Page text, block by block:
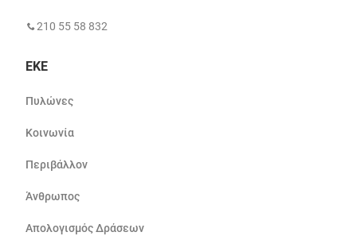
210 55 58 832
ΕΚΕ
Πυλώνες
Κοινωνία
Περιβάλλον
Άνθρωπος
Απολογισμός Δράσεων